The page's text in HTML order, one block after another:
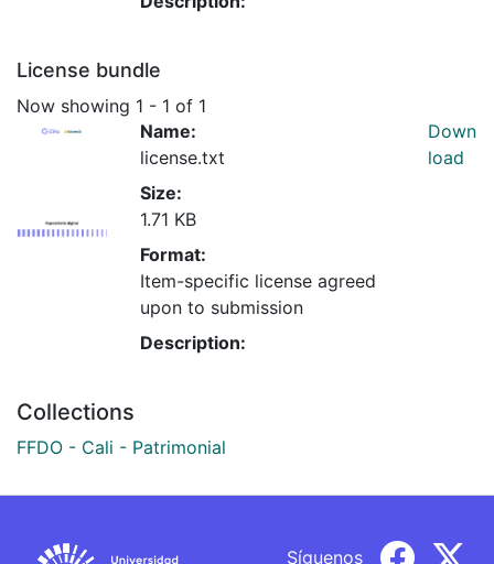
License bundle
Now showing 1 - 1 of 1
Name:
license.txt
Size:
1.71 KB
Format:
Item-specific license agreed
upon to submission
Description:
Down
load
Collections
FFDO - Cali - Patrimonial
Síguenos